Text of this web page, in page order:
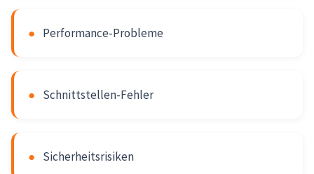
● Performance-Probleme
● Schnittstellen-Fehler
● Sicherheitsrisiken